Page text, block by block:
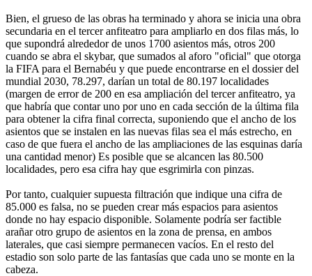
Bien, el grueso de las obras ha terminado y ahora se inicia una obra
secundaria en el tercer anfiteatro para ampliarlo en dos filas más, lo
que supondrá alrededor de unos 1700 asientos más, otros 200
cuando se abra el skybar, que sumados al aforo "oficial" que otorga
la FIFA para el Bernabéu y que puede encontrarse en el dossier del
mundial 2030, 78.297, darían un total de 80.197 localidades
(margen de error de 200 en esa ampliación del tercer anfiteatro, ya
que habría que contar uno por uno en cada sección de la última fila
para obtener la cifra final correcta, suponiendo que el ancho de los
asientos que se instalen en las nuevas filas sea el más estrecho, en
caso de que fuera el ancho de las ampliaciones de las esquinas daría
una cantidad menor) Es posible que se alcancen las 80.500
localidades, pero esa cifra hay que esgrimirla con pinzas.
Por tanto, cualquier supuesta filtración que indique una cifra de
85.000 es falsa, no se pueden crear más espacios para asientos
donde no hay espacio disponible. Solamente podría ser factible
arañar otro grupo de asientos en la zona de prensa, en ambos
laterales, que casi siempre permanecen vacíos. En el resto del
estadio son solo parte de las fantasías que cada uno se monte en la
cabeza.